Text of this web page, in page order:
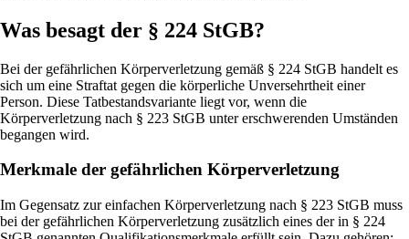
Was besagt der § 224 StGB?
Bei der gefährlichen Körperverletzung gemäß § 224 StGB handelt es
sich um eine Straftat gegen die körperliche Unversehrtheit einer
Person. Diese Tatbestandsvariante liegt vor, wenn die
Körperverletzung nach § 223 StGB unter erschwerenden Umständen
begangen wird.
Merkmale der gefährlichen Körperverletzung
Im Gegensatz zur einfachen Körperverletzung nach § 223 StGB muss
bei der gefährlichen Körperverletzung zusätzlich eines der in § 224